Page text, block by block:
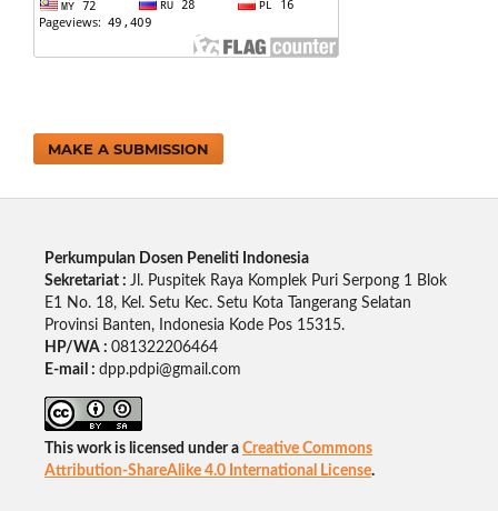
MAKE A SUBMISSION
Perkumpulan Dosen Peneliti Indonesia
Sekretariat : Jl. Puspitek Raya Komplek Puri Serpong 1 Blok
E1 No. 18, Kel. Setu Kec. Setu Kota Tangerang Selatan
Provinsi Banten, Indonesia Kode Pos 15315.
HP/WA : 081322206464
E-mail : dpp.pdpi@gmail.com
This work is licensed under a Creative Commons
Attribution-ShareAlike 4.0 International License.